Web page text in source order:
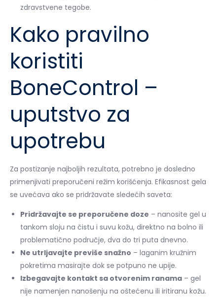
zdravstvene tegobe.
Kako pravilno
koristiti
BoneControl –
uputstvo za
upotrebu
Za postizanje najboljih rezultata, potrebno je dosledno
primenjivati preporučeni režim korišćenja. Efikasnost gela
se uvećava ako se pridržavate sledećih saveta:
Pridržavajte se preporučene doze – nanosite gel u
tankom sloju na čistu i suvu kožu, direktno na bolno ili
problematično područje, dva do tri puta dnevno.
Ne utrljavajte previše snažno – laganim kružnim
pokretima masirajte dok se potpuno ne upije.
Izbegavajte kontakt sa otvorenim ranama – gel
nije namenjen nanošenju na oštećenu ili iritiranu kožu.